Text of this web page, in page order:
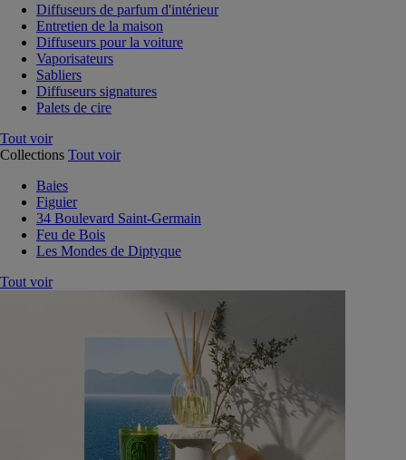
Diffuseurs de parfum d'intérieur
Entretien de la maison
Diffuseurs pour la voiture
Vaporisateurs
Sabliers
Diffuseurs signatures
Palets de cire
Tout voir
Collections Tout voir
Baies
Figuier
34 Boulevard Saint-Germain
Feu de Bois
Les Mondes de Diptyque
Tout voir